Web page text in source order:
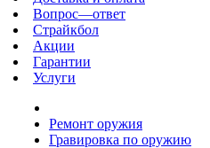
Вопрос—ответ
Страйкбол
Акции
Гарантии
Услуги
Ремонт оружия
Гравировка по оружию